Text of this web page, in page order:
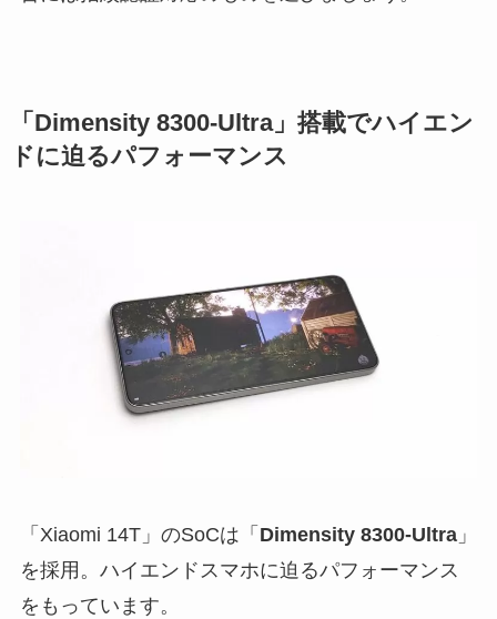
「Dimensity 8300-Ultra」搭載でハイエン
ドに迫るパフォーマンス
「Xiaomi 14T」のSoCは「 Dimensity 8300-Ultra」
を採用。ハイエンドスマホに迫るパフォーマンス
をもっています。